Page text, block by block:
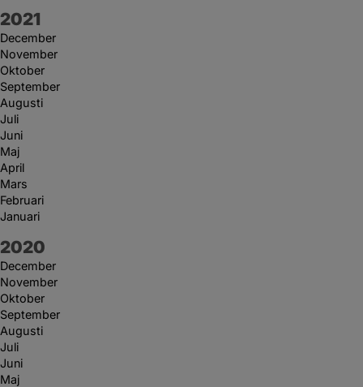
År:
2021
December
November
Oktober
September
Augusti
Juli
Juni
Maj
April
Mars
Februari
Januari
År:
2020
December
November
Oktober
September
Augusti
Juli
Juni
Maj